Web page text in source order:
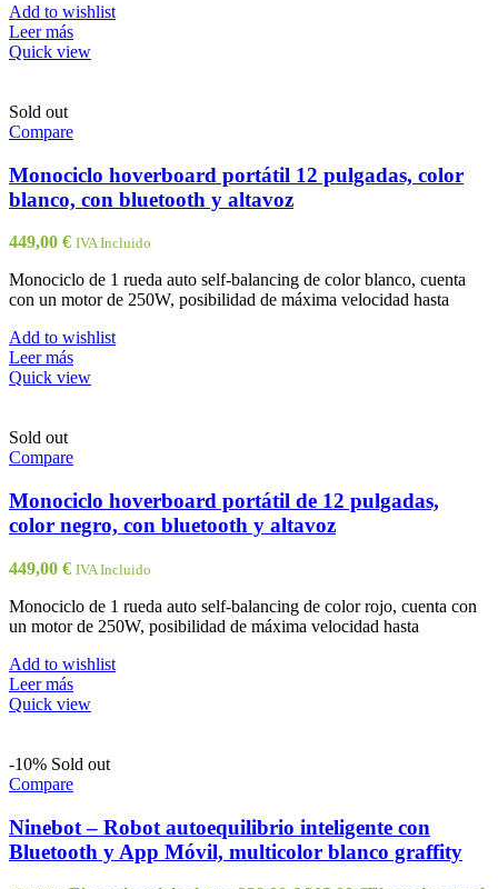
Add to wishlist
Leer más
Quick view
Sold out
Compare
Monociclo hoverboard portátil 12 pulgadas, color
blanco, con bluetooth y altavoz
449,00 € IVA Incluido
Monociclo de 1 rueda auto self-balancing de color blanco, cuenta
con un motor de 250W, posibilidad de máxima velocidad hasta
Add to wishlist
Leer más
Quick view
Sold out
Compare
Monociclo hoverboard portátil de 12 pulgadas,
color negro, con bluetooth y altavoz
449,00 € IVA Incluido
Monociclo de 1 rueda auto self-balancing de color rojo, cuenta con
un motor de 250W, posibilidad de máxima velocidad hasta
Add to wishlist
Leer más
Quick view
-10% Sold out
Compare
Ninebot – Robot autoequilibrio inteligente con
Bluetooth y App Móvil, multicolor blanco graffity